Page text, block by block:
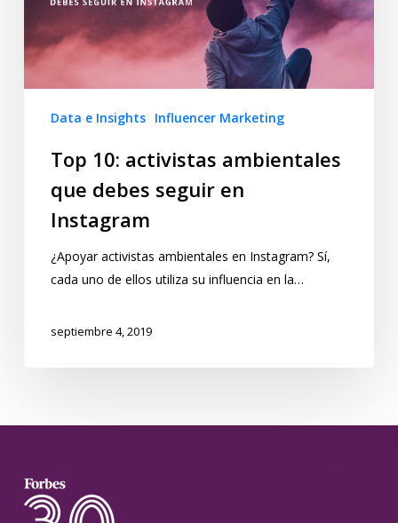
Data e Insights Influencer Marketing
Top 10: activistas ambientales
que debes seguir en
Instagram
¿Apoyar activistas ambientales en Instagram? Sí,
cada uno de ellos utiliza su influencia en la…
septiembre 4, 2019